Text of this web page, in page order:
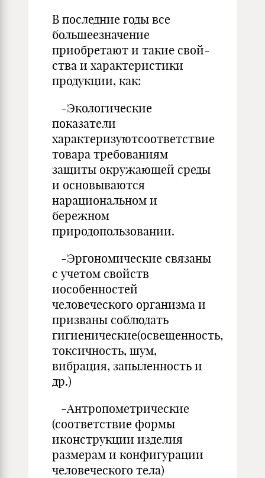
В последние годы все
большеезначение
приобретают и такие свой­
ства и характеристики
продукции, как:
-Экологические
показатели
характеризуютсоответствие
товара требованиям
защиты окружающей среды
и осно­вываются
нарациональном и
бережном
природопользовании.
-Эргоно­мические связаны
с учетом свойств
иособенностей
человеческого организма и
призваны соблюдать
гигиенические(освещенность,
ток­сичность, шум,
вибрация, запыленность и
др.)
-Антропометрические
(соответствие формы
иконструкции изделия
размерам и конфигура­ции
человеческого тела)